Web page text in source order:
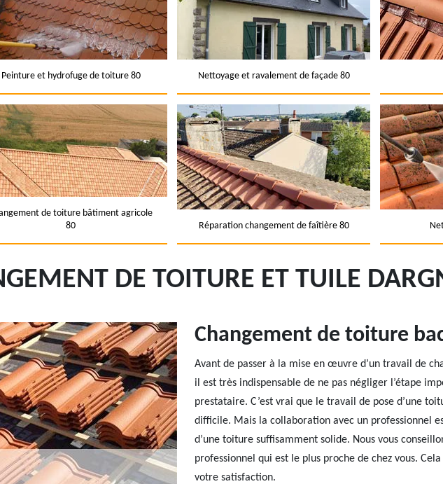
Peinture et hydrofuge de toiture 80 Nettoyage et ravalement de façade 80
de toiture bâtiment agricole
80
Réparation changement de faîtière 80
DE TOITURE ET TUILE
Changement de toiture
Avant de passer à la mise en œuvre d’un travail de
il est très indispensable de ne pas négliger l’étape
prestataire. C’est vrai que le travail de pose d’une
difficile. Mais la collaboration avec un professionnel
d’une toiture suffisamment solide. Nous vous
professionnel qui est le plus proche de chez vous.
votre satisfaction.